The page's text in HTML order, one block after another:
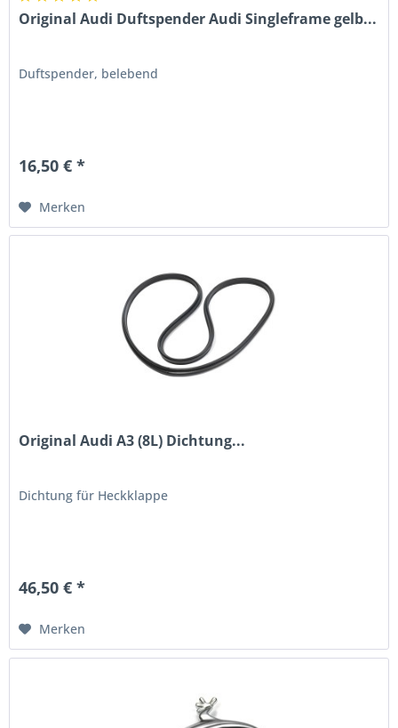
Original Audi Duftspender Audi Singleframe gelb...
Duftspender, belebend
16,50 € *
Merken
Original Audi A3 (8L) Dichtung...
Dichtung für Heckklappe
46,50 € *
Merken